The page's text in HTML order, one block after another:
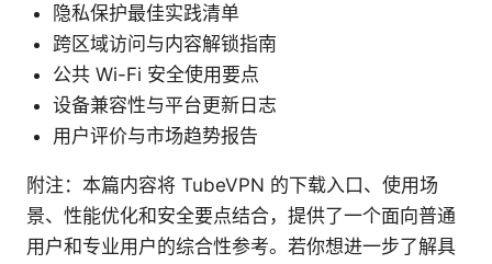
隐私保护最佳实践清单
跨区域访问与内容解锁指南
公共 Wi-Fi 安全使用要点
设备兼容性与平台更新日志
用户评价与市场趋势报告
附注：本篇内容将 TubeVPN 的下载入口、使用场
景、性能优化和安全要点结合，提供了一个面向普通
用户和专业用户的综合性参考。若你想进一步了解具